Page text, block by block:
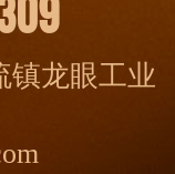
镇龙眼工业